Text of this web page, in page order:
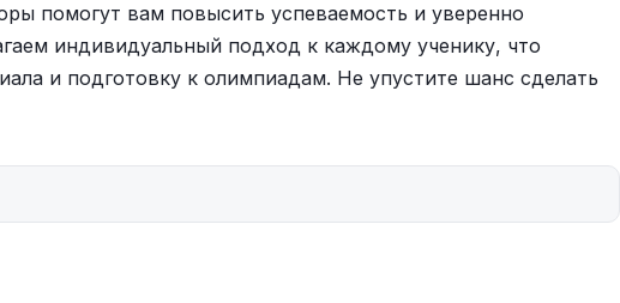
помогут вам повысить успеваемость и уверенно
индивидуальный подход к каждому ученику, что
и подготовку к олимпиадам. Не упустите шанс сделать